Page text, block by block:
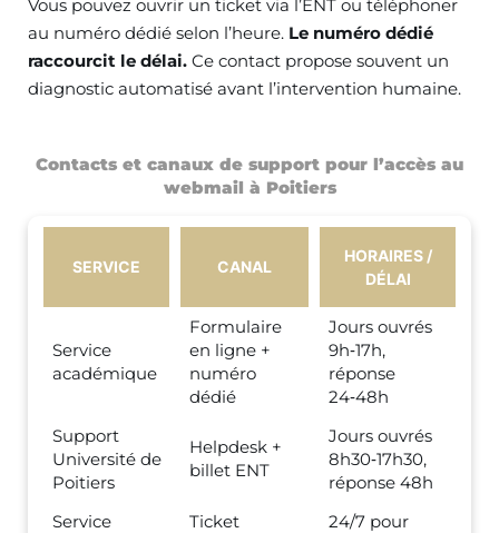
Vous pouvez ouvrir un ticket via l’ENT ou téléphoner
au numéro dédié selon l’heure. Le numéro dédié
raccourcit le délai. Ce contact propose souvent un
diagnostic automatisé avant l’intervention humaine.
Contacts et canaux de support pour l’accès au
webmail à Poitiers
SERVICE CANAL
HORAIRES /
DÉLAI
Service
académique
Formulaire
en ligne +
numéro
dédié
Jours ouvrés
9h‑17h,
réponse
24‑48h
Support
Université de
Poitiers
Helpdesk +
billet ENT
Jours ouvrés
8h30‑17h30,
réponse 48h
Service
Ticket
24/7 pour